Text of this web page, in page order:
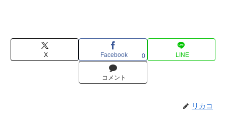
X Facebook 0 LINE
コメント
リカコ